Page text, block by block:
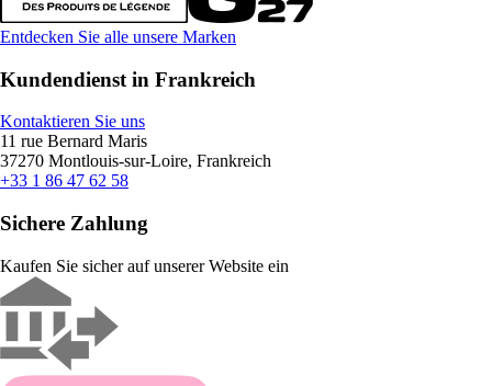
Entdecken Sie alle unsere Marken
Kundendienst in Frankreich
Kontaktieren Sie uns
11 rue Bernard Maris
37270 Montlouis-sur-Loire, Frankreich
+33 1 86 47 62 58
Sichere Zahlung
Kaufen Sie sicher auf unserer Website ein